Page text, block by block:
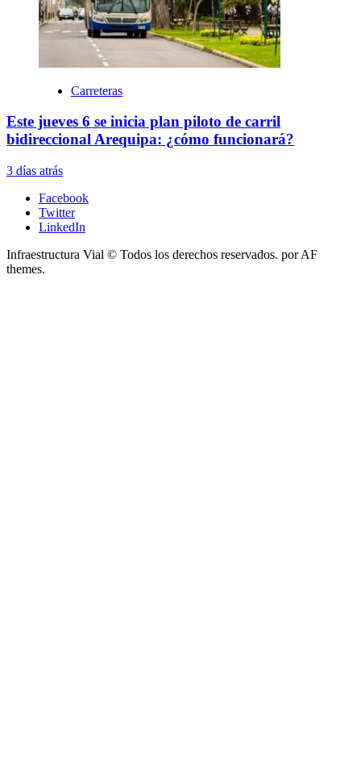
Carreteras
Este jueves 6 se inicia plan piloto de carril
bidireccional Arequipa: ¿cómo funcionará?
3 días atrás
Facebook
Twitter
LinkedIn
Infraestructura Vial © Todos los derechos reservados. por AF
themes.